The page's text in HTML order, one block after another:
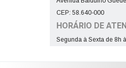
CEP: 58.640-000
HORÁRIO DE
Segunda à Sexta de 8h